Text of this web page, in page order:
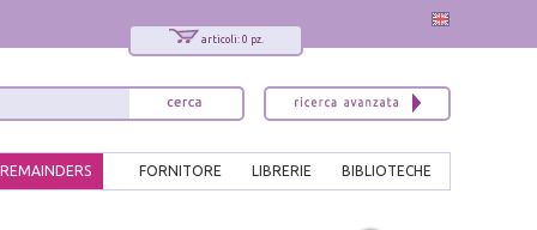
articoli: 0 pz.
BIBLIOTECHE
LIBRERIE
FORNITORE
REMAINDERS